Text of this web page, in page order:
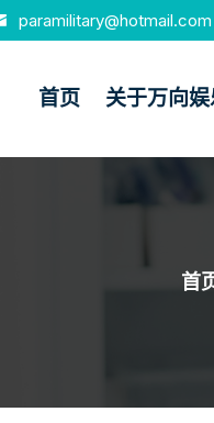
paramilitary@hotmail.com
首页 关于万向
首